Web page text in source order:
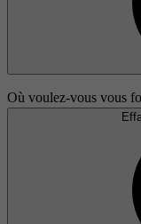
Où voulez-vous vous